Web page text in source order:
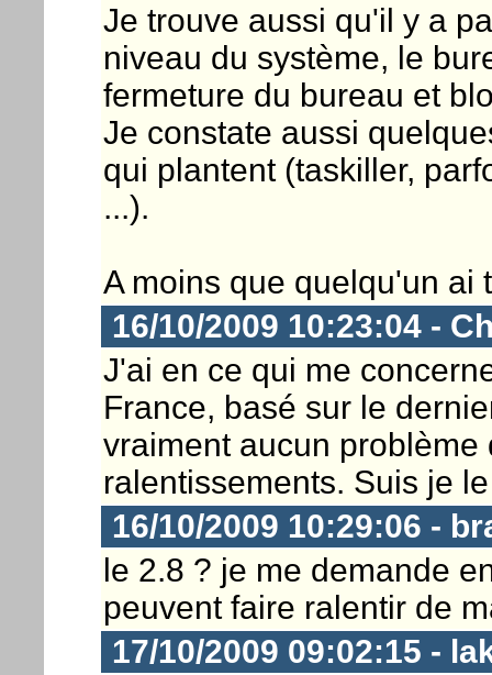
Je trouve aussi qu'il y a
niveau du système, le
fermeture du bureau et
Je constate aussi
qui plantent (taskiller,
...).
A moins que quelqu'un ai
16/10/2009 10:23:04 -
J'ai en ce qui me
France, basé sur le
vraiment aucun problème
ralentissements. Suis je
16/10/2009 10:29:06 -
le 2.8 ? je me demande
peuvent faire ralentir de
17/10/2009 09:02:15 -